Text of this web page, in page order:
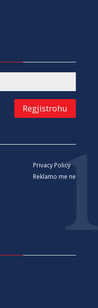
Regjistrohu
Privacy Policy
Reklamo me ne